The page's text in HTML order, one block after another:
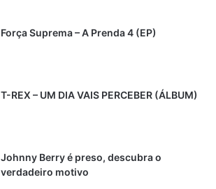
Força Suprema – A Prenda 4 (EP)
T-REX – UM DIA VAIS PERCEBER (ÁLBUM)
Johnny Berry é preso, descubra o
verdadeiro motivo